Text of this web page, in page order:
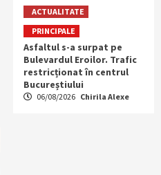
ACTUALITATE
PRINCIPALE
Asfaltul s-a surpat pe
Bulevardul Eroilor. Trafic
restricționat în centrul
Bucureștiului
06/08/2026 Chirila Alexe